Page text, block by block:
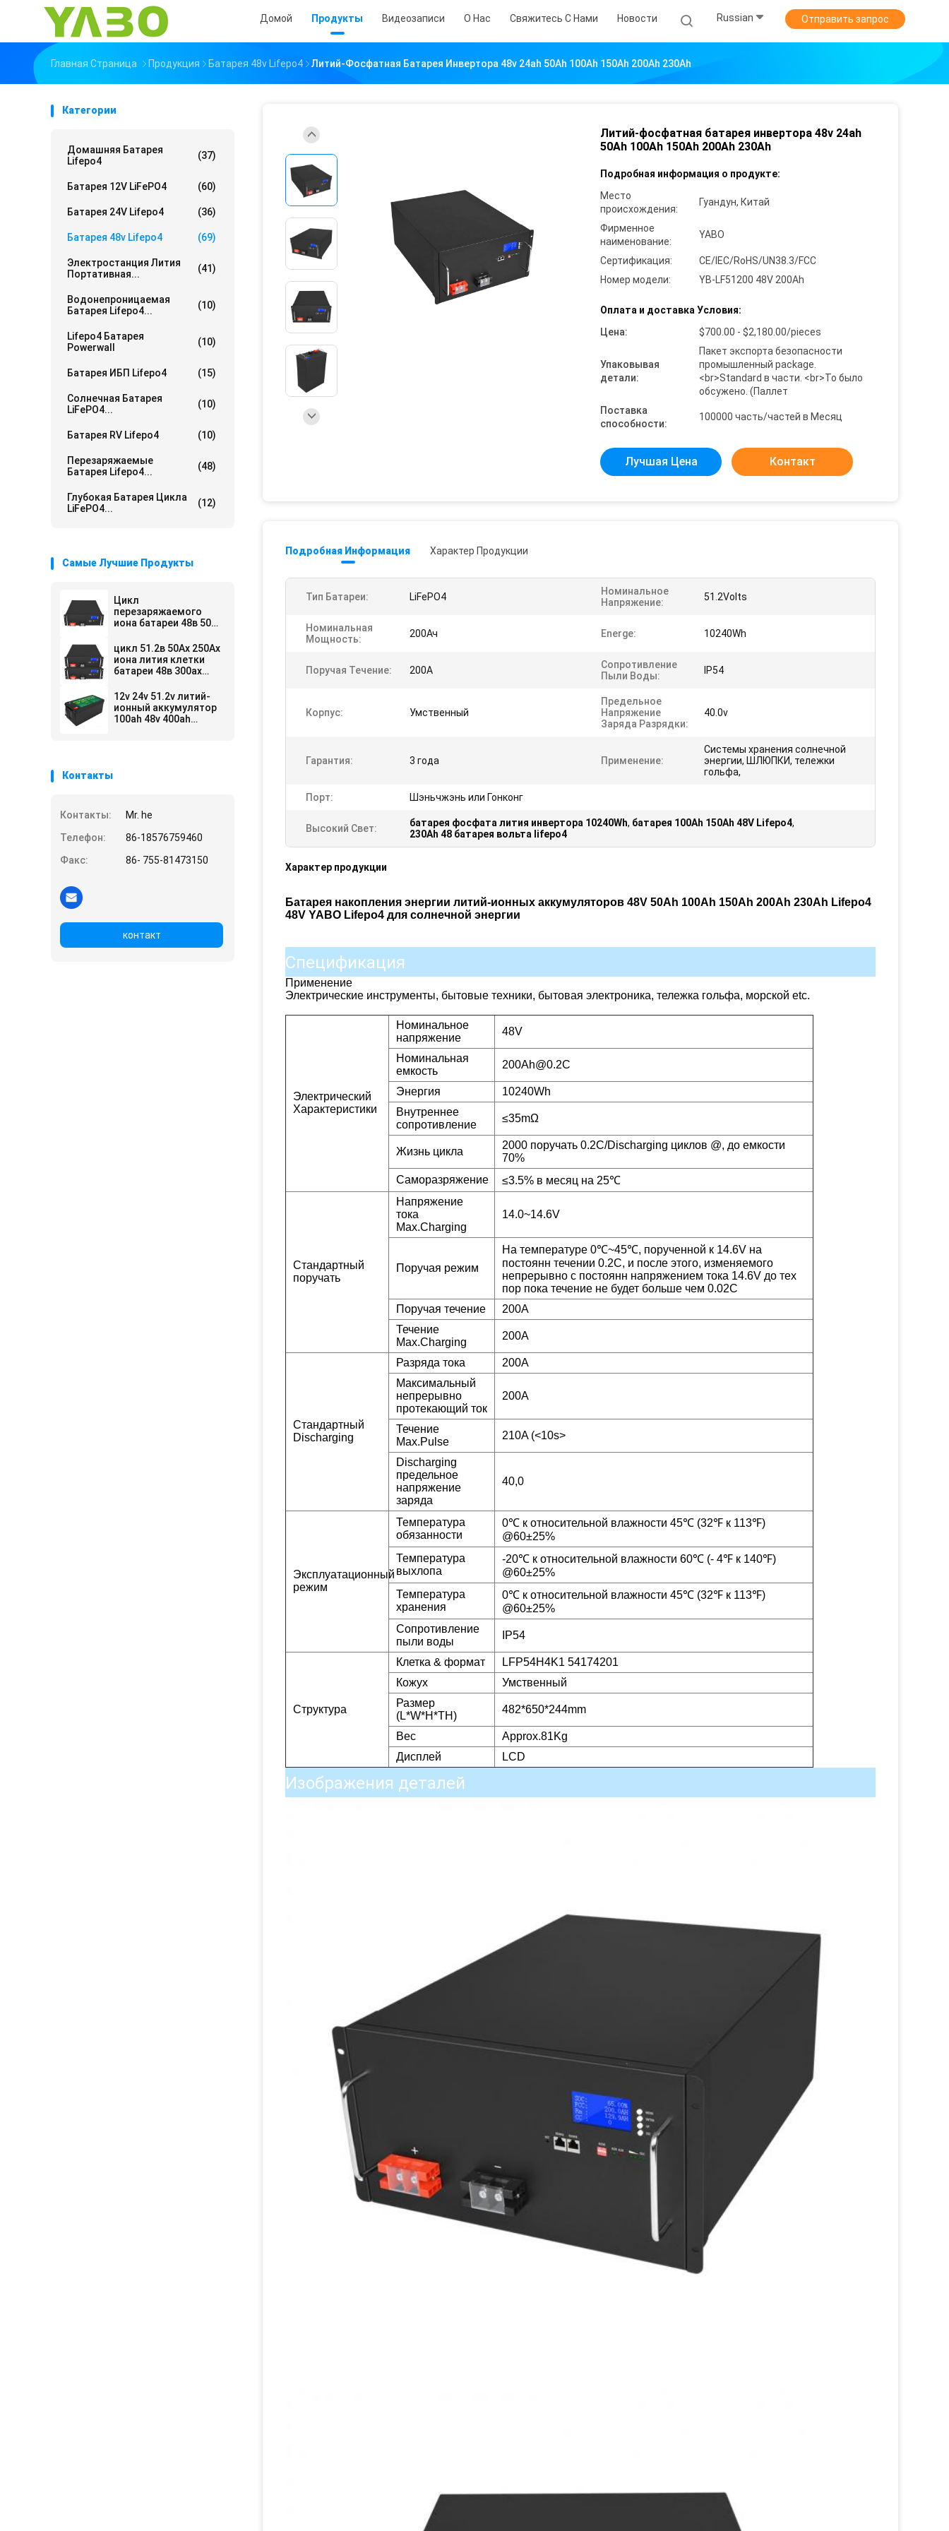
Домой Продукты Видеозаписи О Нас Свяжитесь С Нами Новости Russian Отправить запрос
Главная Страница Продукция Батарея 48v Lifepo4 Литий-Фосфатная Батарея Инвертора 48v 24ah 50Ah 100Ah 150Ah 200Ah 230Ah
Категории
Домашняя Батарея
Lifepo4
(37)
Батарея 12V LiFePO4 (60)
Батарея 24V Lifepo4 (36)
Батарея 48v Lifepo4 (69)
Электростанция Лития
Портативная...
(41)
Водонепроницаемая
Батарея Lifepo4...
(10)
Lifepo4 Батарея
Powerwall
(10)
Батарея ИБП Lifepo4 (15)
Солнечная Батарея
LiFePO4...
(10)
Батарея RV Lifepo4 (10)
Перезаряжаемые
Батарея Lifepo4...
(48)
Глубокая Батарея Цикла
LiFePO4...
(12)
Самые Лучшие Продукты
Цикл
перезаряжаемого
иона батареи 48в 50ах
Лифепо4 глубокий
цикл 51.2в 50Ах 250Ах
иона лития клетки
батареи 48в 300ах
12v 24v 51.2v литий-
ионный аккумулятор
100ah 48v 400ah
Контакты
Контакты:
Mr. he
Телефон:
86-18576759460
Факс:
86- 755-81473150
контакт
Литий-фосфатная батарея инвертора 48v 24ah
50Ah 100Ah 150Ah 200Ah 230Ah
Подробная информация о продукте:
Место
происхождения:
Гуандун, Китай
Фирменное
наименование:
YABO
Сертификация:
CE/IEC/RoHS/UN38.3/FCC
Номер модели:
YB-LF51200 48V 200Ah
Оплата и доставка Условия:
Цена:
$700.00 - $2,180.00/pieces
Упаковывая
детали:
Пакет экспорта безопасности
промышленный package.
<br>Standard в части. <br>To было
обсужено. (Паллет
Поставка
способности:
100000 часть/частей в Месяц
Лучшая Цена Контакт
Подробная Информация Характер Продукции
Тип Батареи: LiFePO4
Номинальное
Напряжение:
51.2Volts
Номинальная
Мощность:
200Ач Energe: 10240Wh
Поручая Течение: 200А
Сопротивление
Пыли Воды:
IP54
Корпус: Умственный
Предельное
Напряжение
Заряда Разрядки:
40.0v
Гарантия: 3 года Применение:
Системы хранения солнечной
энергии, ШЛЮПКИ, тележки
гольфа,
Порт: Шэньчжэнь или Гонконг
Высокий Свет: батарея фосфата лития инвертора 10240Wh, батарея 100Ah 150Ah 48V Lifepo4,
230Ah 48 батарея вольта lifepo4
Характер продукции
Батарея накопления энергии литий-ионных аккумуляторов 48V 50Ah 100Ah 150Ah 200Ah 230Ah Lifepo4
48V YABO Lifepo4 для солнечной энергии
Спецификация
Применение
Электрические инструменты, бытовые техники, бытовая электроника, тележка гольфа, морской etc.
Электрический
Характеристики
Номинальное
напряжение
48V
Номинальная
емкость
200Ah@0.2C
Энергия
10240Wh
Внутреннее
сопротивление
≤35mΩ
Жизнь цикла
2000 поручать 0.2C/Discharging циклов @, до емкости
70%
Саморазряжение
≤3.5% в месяц на 25℃
Стандартный
поручать
Напряжение
тока
Max.Charging
14.0~14.6V
Поручая режим
На температуре 0℃~45℃, порученной к 14.6V на
постоянн течении 0.2C, и после этого, изменяемого
непрерывно с постоянн напряжением тока 14.6V до тех
пор пока течение не будет больше чем 0.02C
Поручая течение
200A
Течение
Max.Charging
200A
Стандартный
Discharging
Разряда тока
200A
Максимальный
непрерывно
протекающий ток
200A
Течение
Max.Pulse
210A (<10s>
Discharging
предельное
напряжение
заряда
40,0
Эксплуатационный
режим
Температура
обязанности
0℃ к относительной влажности 45℃ (32℉ к 113℉)
@60±25%
Температура
выхлопа
-20℃ к относительной влажности 60℃ (- 4℉ к 140℉)
@60±25%
Температура
хранения
0℃ к относительной влажности 45℃ (32℉ к 113℉)
@60±25%
Сопротивление
пыли воды
IP54
Структура
Клетка & формат
LFP54H4K1 54174201
Кожух
Умственный
Размер
(L*W*H*TH)
482*650*244mm
Вес
Approx.81Kg
Дисплей
LCD
Изображения деталей